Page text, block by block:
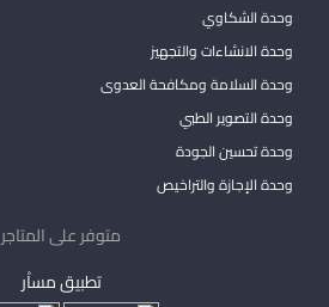
وحدة الشكاوي
وحدة الانشاءات والتجهيز
وحدة السلامة ومكافحة العدوى
وحدة التصوير الطبي
وحدة تحسين الجودة
وحدة الإجازة والتراخيص
متوفر على المتاجر
تطبيق مساْر